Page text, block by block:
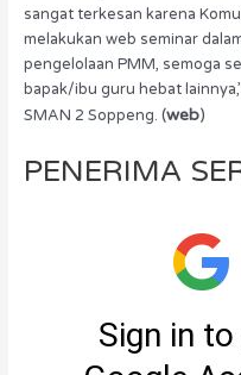
sangat terkesan karena
melakukan web seminar
pengelolaan PMM, semoga
bapak/ibu guru hebat
SMAN 2 Soppeng. (web)
PENERIMA